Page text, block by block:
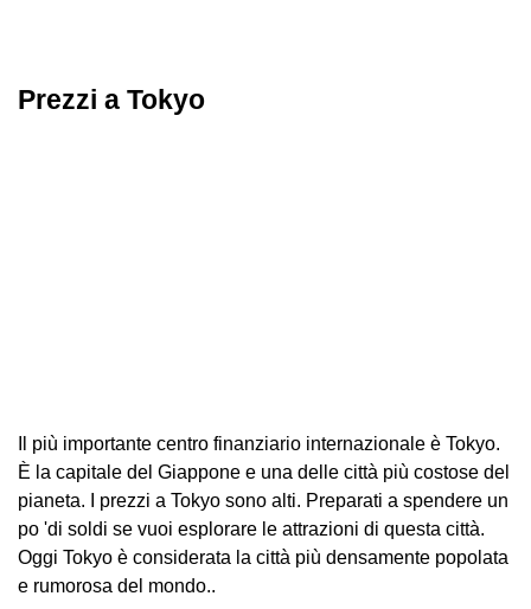
Prezzi a Tokyo
Il più importante centro finanziario internazionale è Tokyo.
È la capitale del Giappone e una delle città più costose del
pianeta. I prezzi a Tokyo sono alti. Preparati a spendere un
po 'di soldi se vuoi esplorare le attrazioni di questa città.
Oggi Tokyo è considerata la città più densamente popolata
e rumorosa del mondo..